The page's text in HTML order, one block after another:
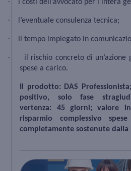
i costi dell’avvocato per l’intera
· l’eventuale consulenza tecnica;
· il tempo impiegato in
·
il rischio concreto di
spese a carico.
Il prodotto: DAS
positivo, solo fase
vertenza: 45 giorni; valore
risparmio complessivo
completamente sostenute dalla